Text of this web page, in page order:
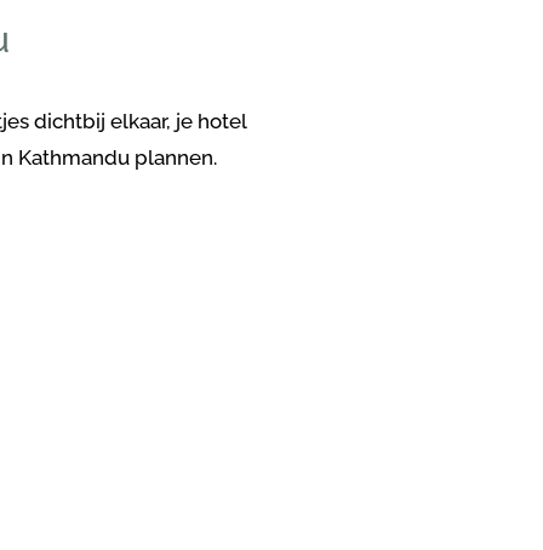
dichtbij elkaar, je hotel
Kathmandu plannen.